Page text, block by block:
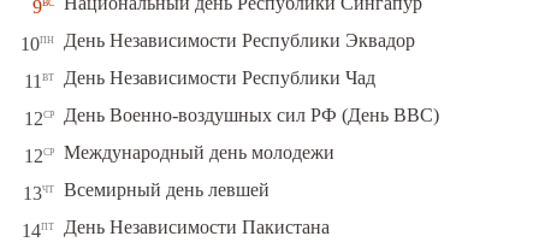
9
10пн День Независимости Республики Эквадор
11 вт День Независимости Республики Чад
12ср День Военно-воздушных сил РФ (День ВВС)
12ср Международный день молодежи
13чт Всемирный день левшей
14пт День Независимости Пакистана